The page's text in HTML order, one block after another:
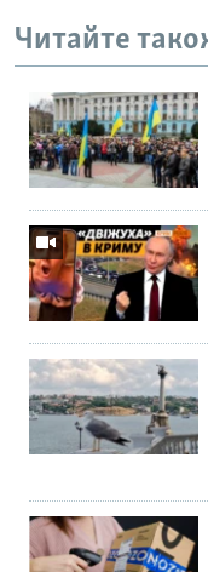
Читайте